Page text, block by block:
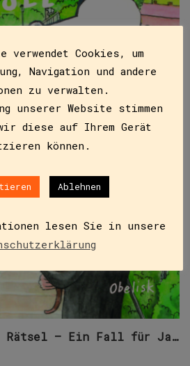
Die Stadt voller Rätsel – Ein Fall für Jaromir
verwendet Cookies, um
Navigation und andere
zu verwalten.
unserer Website stimmen
diese auf Ihrem Gerät
können.
Ablehnen
lesen Sie in unsere